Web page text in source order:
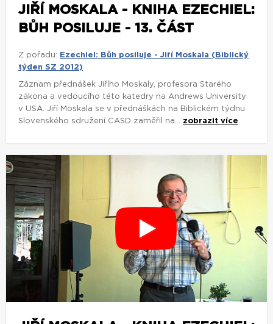
JIŘÍ MOSKALA - KNIHA EZECHIEL:
BŮH POSILUJE - 13. ČÁST
Z pořadu:
Ezechiel: Bůh posiluje - Jiří Moskala (Biblický
týden SZ 2012)
Záznam přednášek Jiřího Moskaly, profesora Starého
zákona a vedoucího této katedry na Andrews University
v USA. Jiří Moskala se v přednáškách na Biblickém týdnu
Slovenského sdružení CASD zaměřil na... zobrazit více